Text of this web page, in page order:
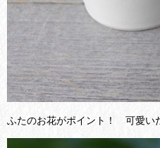
ふたのお花がポイント！ 可愛い